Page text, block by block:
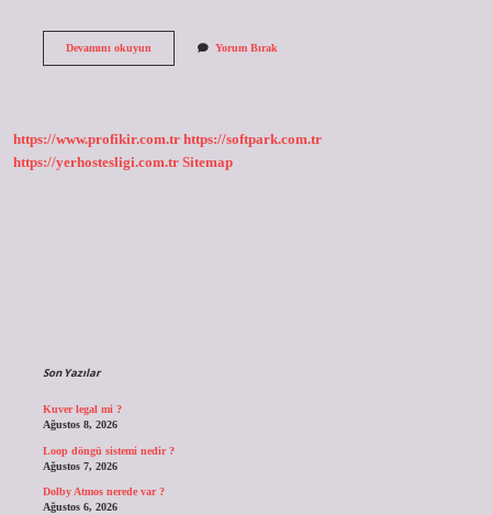
Devamını okuyunMaraton
Yorum Bırak
https://www.profikir.com.tr https://softpark.com.tr
https://yerhostesligi.com.tr Sitemap
Son Yazılar
Kuver legal mi ?
Ağustos 8, 2026
Loop döngü sistemi nedir ?
Ağustos 7, 2026
Dolby Atmos nerede var ?
Ağustos 6, 2026